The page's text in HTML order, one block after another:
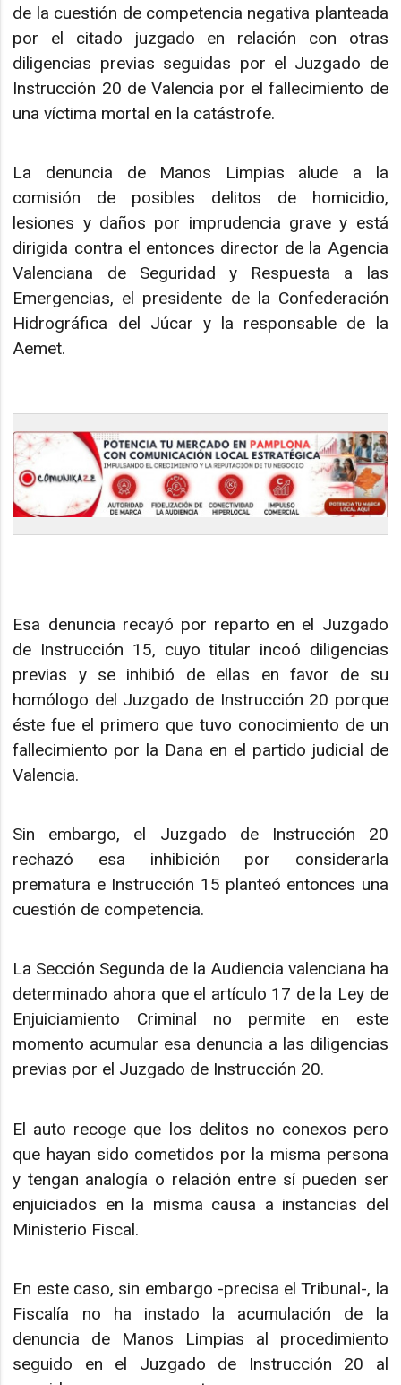
de la cuestión de competencia negativa planteada
por el citado juzgado en relación con otras
diligencias previas seguidas por el Juzgado de
Instrucción 20 de Valencia por el fallecimiento de
una víctima mortal en la catástrofe.
La denuncia de Manos Limpias alude a la
comisión de posibles delitos de homicidio,
lesiones y daños por imprudencia grave y está
dirigida contra el entonces director de la Agencia
Valenciana de Seguridad y Respuesta a las
Emergencias, el presidente de la Confederación
Hidrográfica del Júcar y la responsable de la
Aemet.
Esa denuncia recayó por reparto en el Juzgado
de Instrucción 15, cuyo titular incoó diligencias
previas y se inhibió de ellas en favor de su
homólogo del Juzgado de Instrucción 20 porque
éste fue el primero que tuvo conocimiento de un
fallecimiento por la Dana en el partido judicial de
Valencia.
Sin embargo, el Juzgado de Instrucción 20
rechazó esa inhibición por considerarla
prematura e Instrucción 15 planteó entonces una
cuestión de competencia.
La Sección Segunda de la Audiencia valenciana ha
determinado ahora que el artículo 17 de la Ley de
Enjuiciamiento Criminal no permite en este
momento acumular esa denuncia a las diligencias
previas por el Juzgado de Instrucción 20.
El auto recoge que los delitos no conexos pero
que hayan sido cometidos por la misma persona
y tengan analogía o relación entre sí pueden ser
enjuiciados en la misma causa a instancias del
Ministerio Fiscal.
En este caso, sin embargo -precisa el Tribunal-, la
Fiscalía no ha instado la acumulación de la
denuncia de Manos Limpias al procedimiento
seguido en el Juzgado de Instrucción 20 al